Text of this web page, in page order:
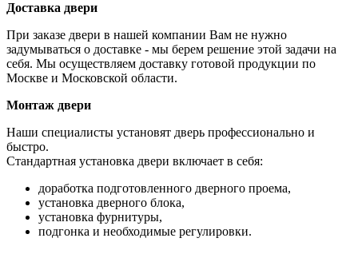
Доставка двери
При заказе двери в нашей компании Вам не нужно
задумываться о доставке - мы берем решение этой задачи на
себя. Мы осуществляем доставку готовой продукции по
Москве и Московской области.
Монтаж двери
Наши специалисты установят дверь профессионально и
быстро.
Стандартная установка двери включает в себя:
доработка подготовленного дверного проема,
установка дверного блока,
установка фурнитуры,
подгонка и необходимые регулировки.